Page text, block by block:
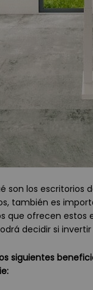
son los escritorios
también es
que ofrecen estos
decidir si invertir
siguientes